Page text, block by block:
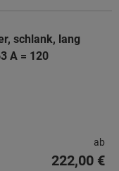
schlank, lang
A = 120
ab
222,00 €